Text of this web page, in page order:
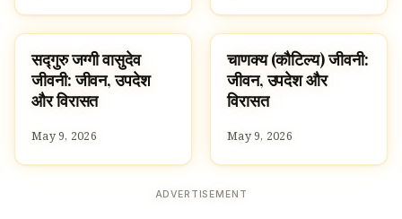
FAMOUS HINDUS
सद्गुरु जग्गी वासुदेव
जीवनी: जीवन, उपदेश
और विरासत
May 9, 2026
FAMOUS HINDUS
चाणक्य (कौटिल्य) जीवनी:
जीवन, उपदेश और
विरासत
May 9, 2026
ADVERTISEMENT